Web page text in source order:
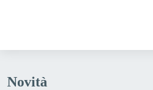
Novità